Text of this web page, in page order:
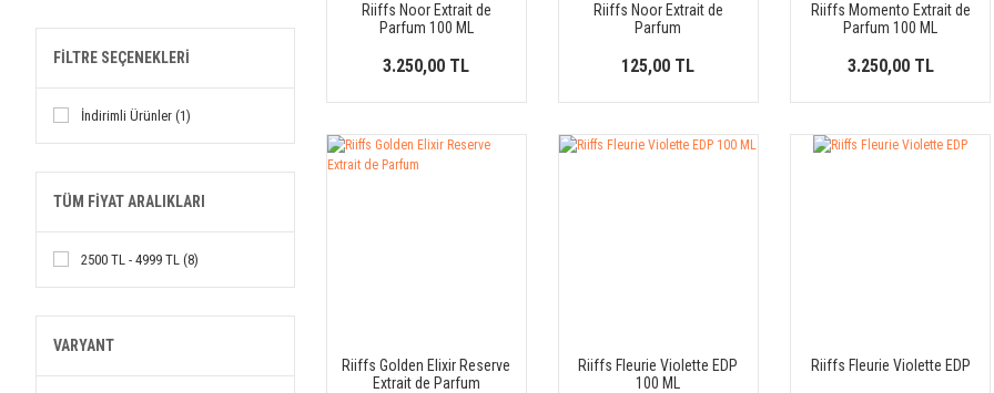
FILTRE SEÇENEKLERI
İndirimli Ürünler (1)
TÜM FIYAT ARALIKLARI
2500 TL - 4999 TL (8)
VARYANT
Riiffs Noor Extrait de
Parfum 100 ML
3.250,00 TL
Riiffs Noor Extrait de
Parfum
125,00 TL
Riiffs Momento Extrait de
Parfum 100 ML
3.250,00 TL
Riiffs Golden Elixir Reserve
Extrait de Parfum
Riiffs Fleurie Violette EDP
100 ML
Riiffs Fleurie Violette EDP